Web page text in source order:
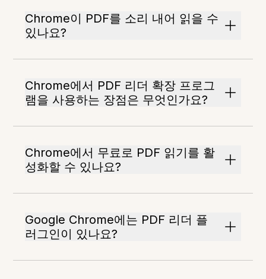
Chrome이 PDF를 소리 내어 읽을 수
있나요?
Chrome에서 PDF 리더 확장 프로그
램을 사용하는 장점은 무엇인가요?
Chrome에서 무료로 PDF 읽기를 활
성화할 수 있나요?
Google Chrome에는 PDF 리더 플
러그인이 있나요?